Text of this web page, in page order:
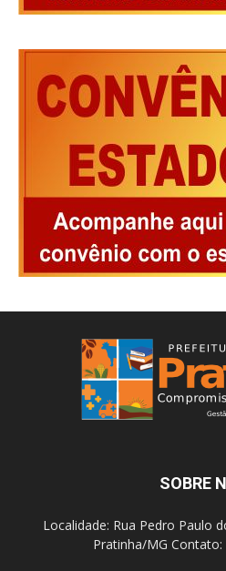
SOBRE
Localidade: Rua Pedro Paulo
Pratinha/MG Contato: